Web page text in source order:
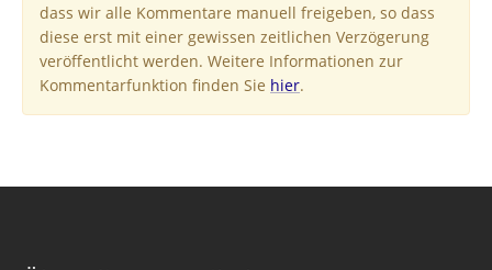
dass wir alle Kommentare manuell freigeben, so dass
diese erst mit einer gewissen zeitlichen Verzögerung
veröffentlicht werden. Weitere Informationen zur
Kommentarfunktion finden Sie hier.